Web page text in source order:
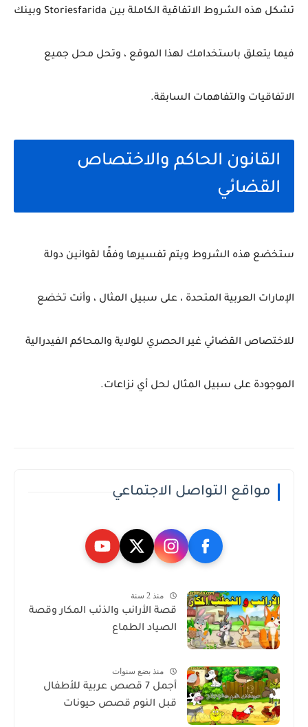
تشكل هذه الشروط الاتفاقية الكاملة بين Storiesfarida وبينك
فيما يتعلق باستخدامك لهذا الموقع ، وتحل محل جميع
الاتفاقيات والتفاهمات السابقة.
القانون الحاكم والاختصاص
القضائي
ستخضع هذه الشروط ويتم تفسيرها وفقًا لقوانين دولة
الإمارات العربية المتحدة ، على سبيل المثال ، وأنت تخضع
للاختصاص القضائي غير الحصري للولاية والمحاكم الفيدرالية
الموجودة على سبيل المثال لحل أي نزاعات.
مواقع التواصل الاجتماعي
منذ 2 سنة
قصة الأرانب والذئب المكار وقصة
الصياد الطماع
منذ بضع سنوات
أجمل 7 قصص عربية للأطفال
قبل النوم قصص حيونات